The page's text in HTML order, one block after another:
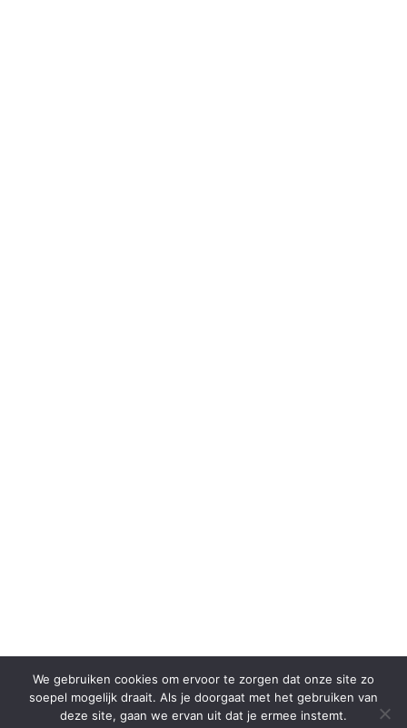
We gebruiken cookies om ervoor te zorgen dat onze site zo
soepel mogelijk draait. Als je doorgaat met het gebruiken van
deze site, gaan we ervan uit dat je ermee instemt.